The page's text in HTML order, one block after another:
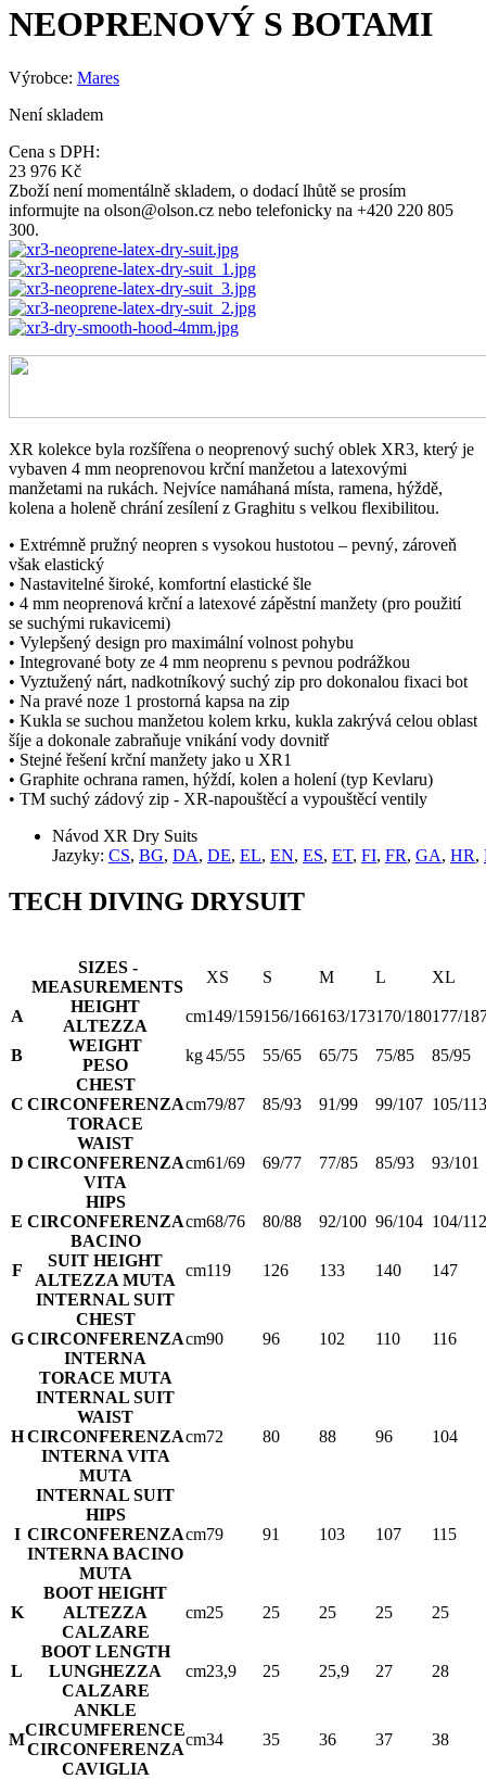
NEOPRENOVÝ S BOTAMI
Výrobce: Mares
Není skladem
Cena s DPH:
23 976 Kč
Zboží není momentálně skladem, o dodací lhůtě se prosím
informujte na olson@olson.cz nebo telefonicky na +420 220 805
300.
XR kolekce byla rozšířena o neoprenový suchý oblek XR3, který je
vybaven 4 mm neoprenovou krční manžetou a latexovými
manžetami na rukách. Nejvíce namáhaná místa, ramena, hýždě,
kolena a holeně chrání zesílení z Graghitu s velkou flexibilitou.
• Extrémně pružný neopren s vysokou hustotou – pevný, zároveň
však elastický
• Nastavitelné široké, komfortní elastické šle
• 4 mm neoprenová krční a latexové zápěstní manžety (pro použití
se suchými rukavicemi)
• Vylepšený design pro maximální volnost pohybu
• Integrované boty ze 4 mm neoprenu s pevnou podrážkou
• Vyztužený nárt, nadkotníkový suchý zip pro dokonalou fixaci bot
• Na pravé noze 1 prostorná kapsa na zip
• Kukla se suchou manžetou kolem krku, kukla zakrývá celou oblast
šíje a dokonale zabraňuje vnikání vody dovnitř
• Stejné řešení krční manžety jako u XR1
• Graphite ochrana ramen, hýždí, kolen a holení (typ Kevlaru)
• TM suchý zádový zip - XR-napouštěcí a vypouštěcí ventily
Návod XR Dry Suits
Jazyky: CS, BG, DA, DE, EL, EN, ES, ET, FI, FR, GA, HR,
TECH DIVING DRYSUIT
SIZES -
MEASUREMENTS
XS S M L XL
A
HEIGHT
cm149/159156/166163/173170/180177/
ALTEZZA
B
WEIGHT
kg45/55 55/65 65/75 75/85 85/95
PESO
C
CHEST
cm79/87 85/93 91/99 99/107 105/113
CIRCONFERENZA
TORACE
D
WAIST
cm61/69 69/77 77/85 85/93 93/101
CIRCONFERENZA
VITA
E
HIPS
cm68/76 80/88 92/100 96/104 104/112
CIRCONFERENZA
BACINO
F
SUIT HEIGHT
cm119 126 133 140 147
ALTEZZA MUTA
G
INTERNAL SUIT
CHEST
cm90 96 102 110 116
CIRCONFERENZA
INTERNA
TORACE MUTA
H
INTERNAL SUIT
WAIST
cm72 80 88 96 104
CIRCONFERENZA
INTERNA VITA
MUTA
I
INTERNAL SUIT
HIPS
cm79 91 103 107 115
CIRCONFERENZA
INTERNA BACINO
MUTA
K
BOOT HEIGHT
cm25 25 25 25 25
ALTEZZA
CALZARE
L
BOOT LENGTH
cm23,9 25 25,9 27 28
LUNGHEZZA
CALZARE
M
ANKLE
CIRCUMFERENCE
cm34 35 36 37 38
CIRCONFERENZA
CAVIGLIA